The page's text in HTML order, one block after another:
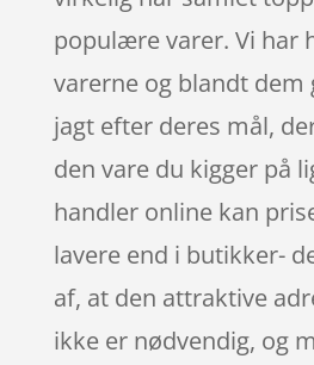
populære varer. Vi har
varerne og blandt dem
jagt efter deres mål,
den vare du kigger på
handler online kan
lavere end i butikker-
af, at den attraktive
ikke er nødvendig, og